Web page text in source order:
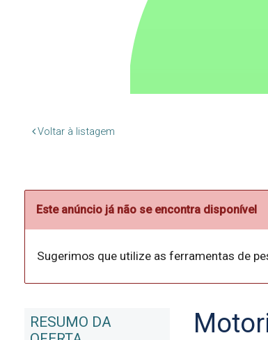
Voltar à listagem
Este anúncio já não se encontra disponível
Sugerimos que utilize as ferramentas de
RESUMO DA